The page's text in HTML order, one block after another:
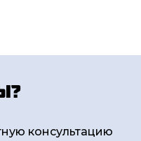
консультацию